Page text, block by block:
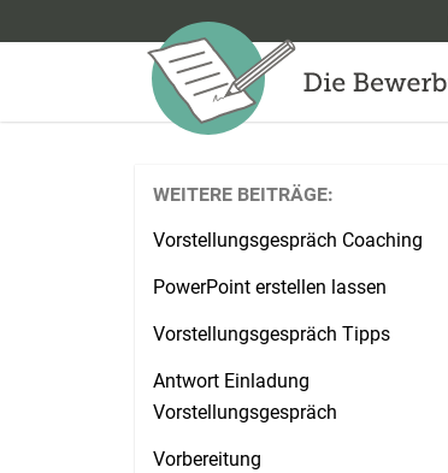
WEITERE BEITRÄGE:
Vorstellungsgespräch Coaching
PowerPoint erstellen lassen
Vorstellungsgespräch Tipps
Antwort Einladung
Vorstellungsgespräch
Vorbereitung